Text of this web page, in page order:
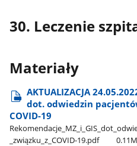
30. Leczenie
Materiały
AKTUALIZACJA
dot. odwiedzin
COVID-19
_związku​_z​_COVID-19.pdf